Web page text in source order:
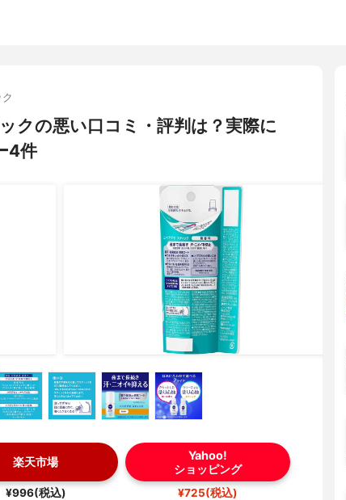
クの悪い口コミ・評判は？実際に
4件
楽天市場
¥996(税込)
Yahoo!
ショッピング
¥725(税込)